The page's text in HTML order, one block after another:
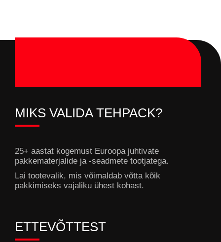
MIKS VALIDA TEHPACK?
25+ aastat kogemust Euroopa juhtivate
pakkematerjalide ja -seadmete tootjatega.
Lai tootevalik, mis võimaldab võtta kõik
pakkimiseks vajaliku ühest kohast.
ETTEVÕTTEST